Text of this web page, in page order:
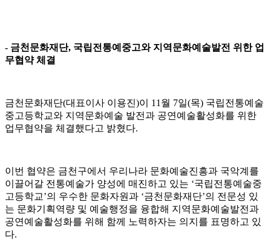
- 금천문화재단, 국립전통예중고와 지역문화예술발전 위한 업
무협약 체결
금천문화재단(대표이사 이용진)이 11 월 7일(목) 국립전통예술
중고등학교와 지역문화예술 발전과 공연예술활성화를 위한
업무협약을 체결했다고 밝혔다.
이번 협약은 금천구에서 우리나라 문화예술진흥과 국악계를
이끌어갈 전통예술가 양성에 매진하고 있는 ‘국립전통예술중
고등학교’의 우수한 문화자원과 ‘금천문화재단’의 전문성 있
는 문화기획역량 및 예술행정을 융합해 지역문화예술발전과
공연예술활성화를 위해 함께 노력하자는 의지를 표명하고 있
다.